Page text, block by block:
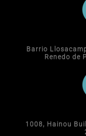
Barrio
Renedo de
1008, Hainou